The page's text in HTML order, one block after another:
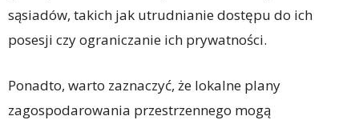
sąsiadów, takich jak utrudnianie dostępu do ich
posesji czy ograniczanie ich prywatności.
Ponadto, warto zaznaczyć, że lokalne plany
zagospodarowania przestrzennego mogą